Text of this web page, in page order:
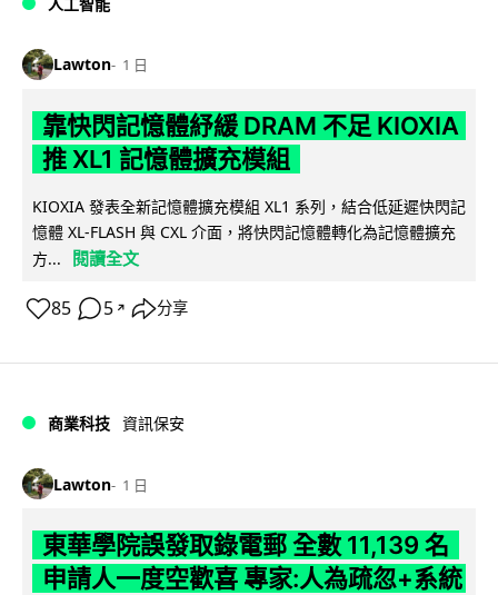
Lawton 1 日
靠快閃記憶體紓緩 DRAM 不足 KIOXIA
推 XL1 記憶體擴充模組
KIOXIA 發表全新記憶體擴充模組 XL1 系列，結合低延遲快閃記
憶體 XL-FLASH 與 CXL 介面，將快閃記憶體轉化為記憶體擴充
方...
閱讀全文
85 5 ↗ 分享
商業科技 資訊保安
Lawton 1 日
東華學院誤發取錄電郵 全數 11,139 名
申請人一度空歡喜 專家:人為疏忽+系統